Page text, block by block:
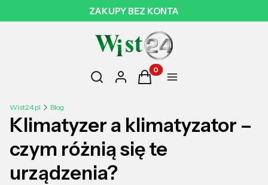
ZAKUPY BEZ KONTA
Otwórz wyszukiwarkę
Szukaj Zaloguj sięProdukty w koszyku: 0.
KoszykMenu
Wist24.pl Blog
Klimatyzer a klimatyzator –
czym różnią się te
urządzenia?